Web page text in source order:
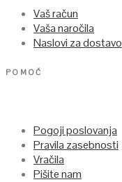
Vaš račun
Vaša naročila
Naslovi za dostavo
POMOČ
Pogoji poslovanja
Pravila zasebnosti
Vračila
Pišite nam